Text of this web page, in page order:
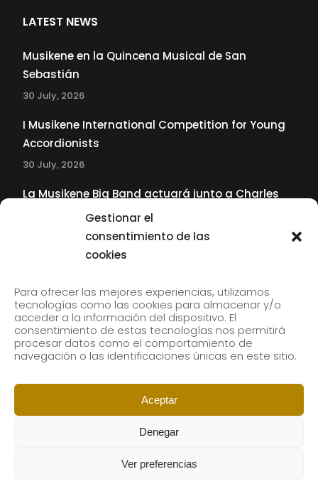
Gestionar el
consentimiento de las
cookies
Para ofrecer las mejores experiencias, utilizamos
tecnologías como las cookies para almacenar y/o
acceder a la información del dispositivo. El
consentimiento de estas tecnologías nos permitirá
procesar datos como el comportamiento de
navegación o las identificaciones únicas en este sitio.
Aceptar
Denegar
Ver preferencias
LATEST NEWS
Musikene en la Quincena Musical de San
Sebastián
30 July, 2026
I Musikene International Competition for Young
Accordionists
30 July, 2026
La Musikene Big Band actuará junto a Charles
Tolliver en el 61 Jazzaldia
Subscribe to our newsletter to receive our news by
email.